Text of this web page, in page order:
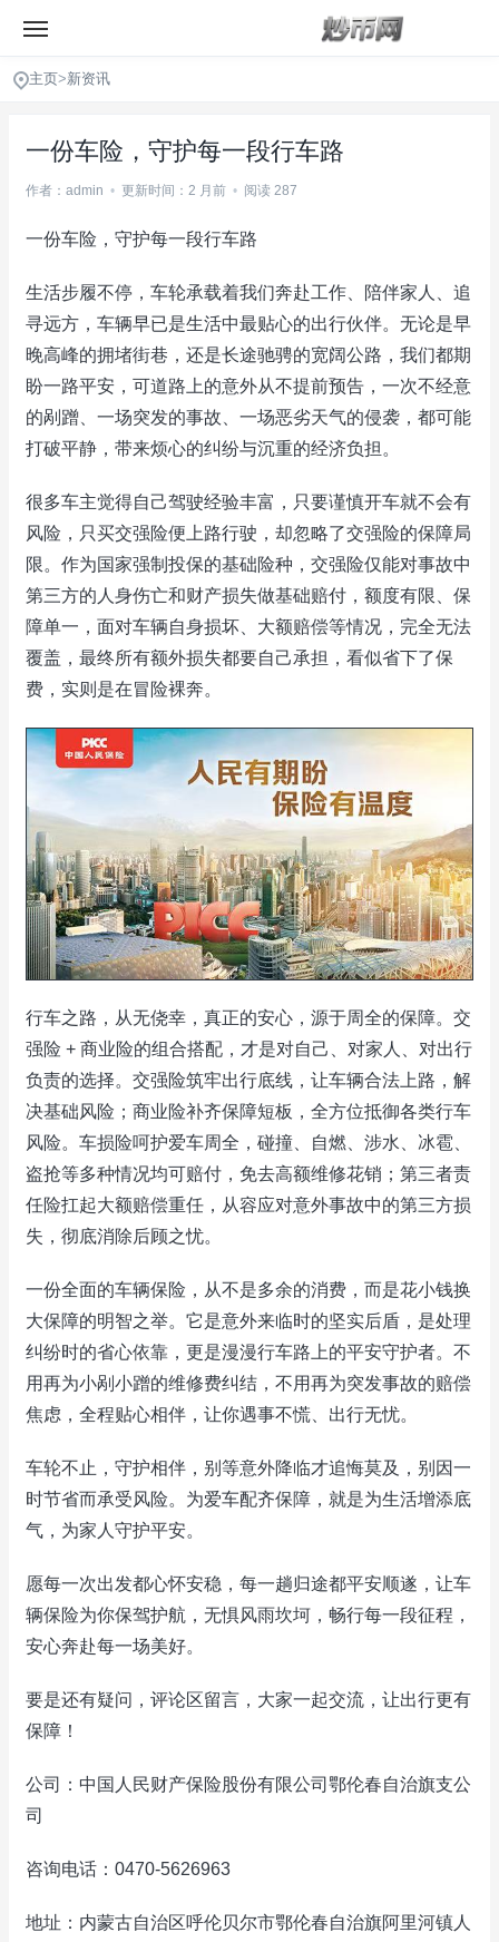
主页>新资讯
一份车险，守护每一段行车路
作者：admin • 更新时间：2 月前 • 阅读 287
一份车险，守护每一段行车路
生活步履不停，车轮承载着我们奔赴工作、陪伴家人、追
寻远方，车辆早已是生活中最贴心的出行伙伴。无论是早
晚高峰的拥堵街巷，还是长途驰骋的宽阔公路，我们都期
盼一路平安，可道路上的意外从不提前预告，一次不经意
的剐蹭、一场突发的事故、一场恶劣天气的侵袭，都可能
打破平静，带来烦心的纠纷与沉重的经济负担。
很多车主觉得自己驾驶经验丰富，只要谨慎开车就不会有
风险，只买交强险便上路行驶，却忽略了交强险的保障局
限。作为国家强制投保的基础险种，交强险仅能对事故中
第三方的人身伤亡和财产损失做基础赔付，额度有限、保
障单一，面对车辆自身损坏、大额赔偿等情况，完全无法
覆盖，最终所有额外损失都要自己承担，看似省下了保
费，实则是在冒险裸奔。
行车之路，从无侥幸，真正的安心，源于周全的保障。交
强险 + 商业险的组合搭配，才是对自己、对家人、对出行
负责的选择。交强险筑牢出行底线，让车辆合法上路，解
决基础风险；商业险补齐保障短板，全方位抵御各类行车
风险。车损险呵护爱车周全，碰撞、自燃、涉水、冰雹、
盗抢等多种情况均可赔付，免去高额维修花销；第三者责
任险扛起大额赔偿重任，从容应对意外事故中的第三方损
失，彻底消除后顾之忧。
一份全面的车辆保险，从不是多余的消费，而是花小钱换
大保障的明智之举。它是意外来临时的坚实后盾，是处理
纠纷时的省心依靠，更是漫漫行车路上的平安守护者。不
用再为小剐小蹭的维修费纠结，不用再为突发事故的赔偿
焦虑，全程贴心相伴，让你遇事不慌、出行无忧。
车轮不止，守护相伴，别等意外降临才追悔莫及，别因一
时节省而承受风险。为爱车配齐保障，就是为生活增添底
气，为家人守护平安。
愿每一次出发都心怀安稳，每一趟归途都平安顺遂，让车
辆保险为你保驾护航，无惧风雨坎坷，畅行每一段征程，
安心奔赴每一场美好。
要是还有疑问，评论区留言，大家一起交流，让出行更有
保障！
公司：中国人民财产保险股份有限公司鄂伦春自治旗支公
司
咨询电话：0470-5626963
地址：内蒙古自治区呼伦贝尔市鄂伦春自治旗阿里河镇人